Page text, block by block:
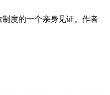
度的一个亲身见证。作者